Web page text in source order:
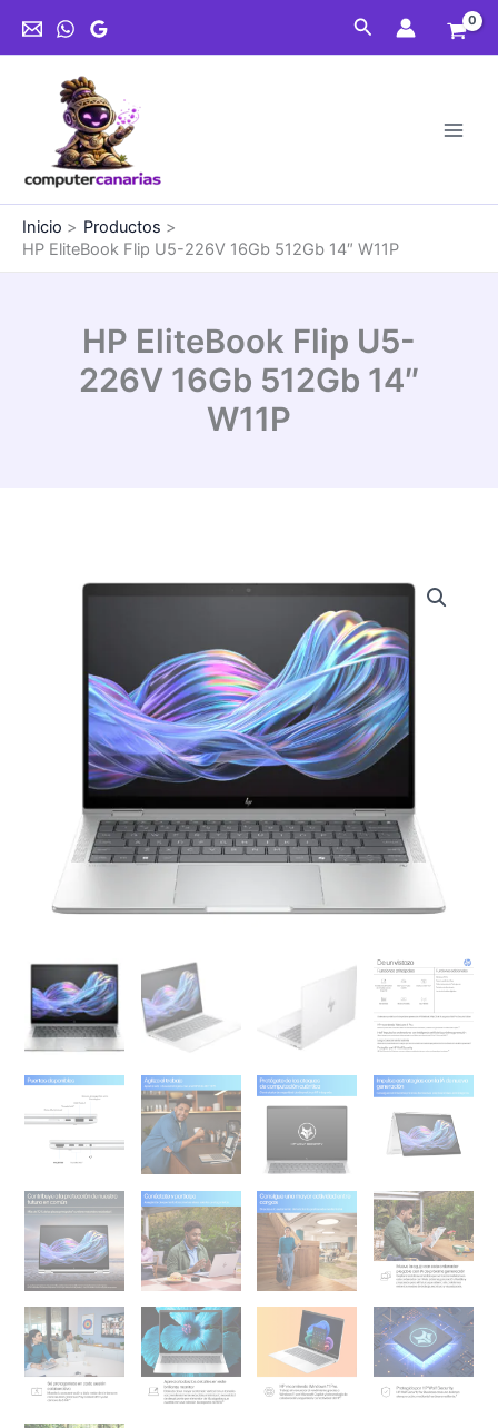
Buscar
Inicio
Productos
HP EliteBook Flip U5-226V 16Gb 512Gb 14″ W11P
HP EliteBook Flip U5-
226V 16Gb 512Gb 14″
W11P
U5-
226V
512Gb
cantidad